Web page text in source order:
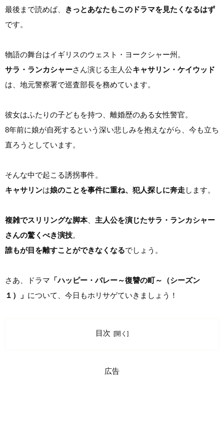
最後まで読めば、
きっとあなたもこのドラマを見たくなるはず
です。
物語の舞台はイギリスのウェスト・ヨークシャー州。
サラ・ランカシャーさん演じる主人公キャサリン・ケイウッド
は、地元警察署で巡査部長を務めています。
彼女はふたりの子どもを持つ、離婚歴のある女性警官。
8年前に娘が自死するという深い悲しみを抱えながら、今も立ち
直ろうとしています。
そんな中で起こる誘拐事件。
キャサリンは娘のことを事件に重ね、犯人探しに奔走します。
複雑でスリリングな脚本、 主人公を演じたサラ・ランカシャー
さんの驚くべき演技。
誰もが目を離すことができなくなるでしょう。
さあ、ドラマ 「ハッピー・バレー～復讐の町～（シーズン
１）」 について、今日もホリサゲていきましょう！
目次
広告